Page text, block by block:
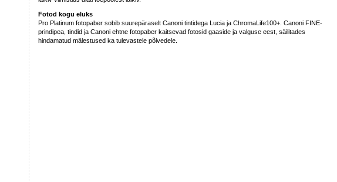
Fotod kogu eluks
Pro Platinum fotopaber sobib suurepäraselt Canoni tintidega Lucia ja ChromaLife100+. Canoni FINE-
prindipea, tindid ja Canoni ehtne fotopaber kaitsevad fotosid gaaside ja valguse eest, säilitades
hindamatud mälestused ka tulevastele põlvedele.